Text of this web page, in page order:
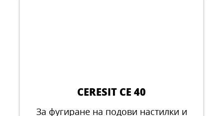
CERESIT CE 40
За фугиране на подови настилки и